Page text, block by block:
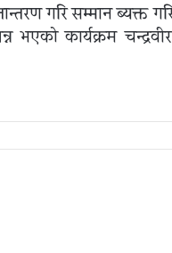
गरि सम्मान ब्यक्त
भएको कार्यक्रम